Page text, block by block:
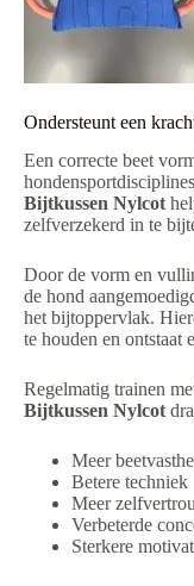
Ondersteunt een
Een correcte beet
Bijtkussen Nylcot
zelfverzekerd in te
Door de vorm en
de hond
het bijtoppervlak.
te houden en ontstaat
Regelmatig trainen
Bijtkussen Nylcot
Meer
Betere techniek
Meer
Verbeterde
Sterkere